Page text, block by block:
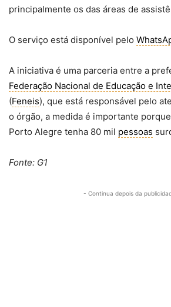
principalmente os das áreas de
O serviço está disponível pelo
A iniciativa é uma parceria entre a
Federação Nacional de Educação e
(Feneis), que está responsável pelo
o órgão, a medida é importante
Porto Alegre tenha 80 mil pessoas
Fonte: G1
- Continua depois da